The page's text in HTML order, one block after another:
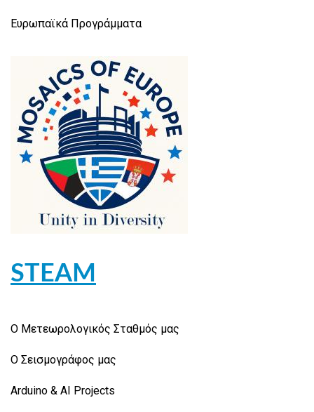
Ευρωπαϊκά Προγράμματα
STEAM
Ο Μετεωρολογικός Σταθμός μας
Ο Σεισμογράφος μας
Arduino & AI Projects